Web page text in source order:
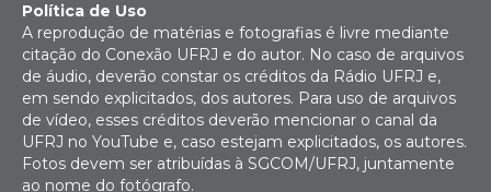
Política de Uso
A reprodução de matérias e fotografias é livre mediante
citação do Conexão UFRJ e do autor. No caso de arquivos
de áudio, deverão constar os créditos da Rádio UFRJ e,
em sendo explicitados, dos autores. Para uso de arquivos
de vídeo, esses créditos deverão mencionar o canal da
UFRJ no YouTube e, caso estejam explicitados, os autores.
Fotos devem ser atribuídas à SGCOM/UFRJ, juntamente
ao nome do fotógrafo.